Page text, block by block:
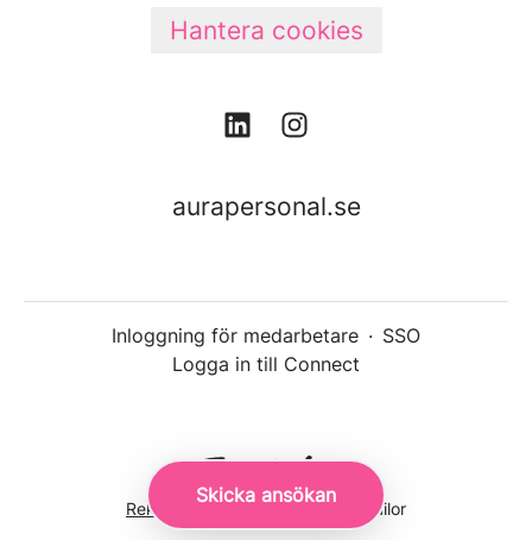
Skicka ansökan
Hantera cookies
aurapersonal.se
Inloggning för medarbetare · SSO
Logga in till Connect
Rekryteringsverktygfrån Teamtailor